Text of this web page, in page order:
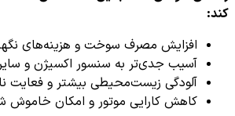
کند:
افزایش مصرف سوخت و هزینه‌های
آسیب جدی‌تر به سنسور اکسیژن و
آلودگی زیست‌محیطی بیشتر و فعایت
کاهش کارایی موتور و امکان خاموش